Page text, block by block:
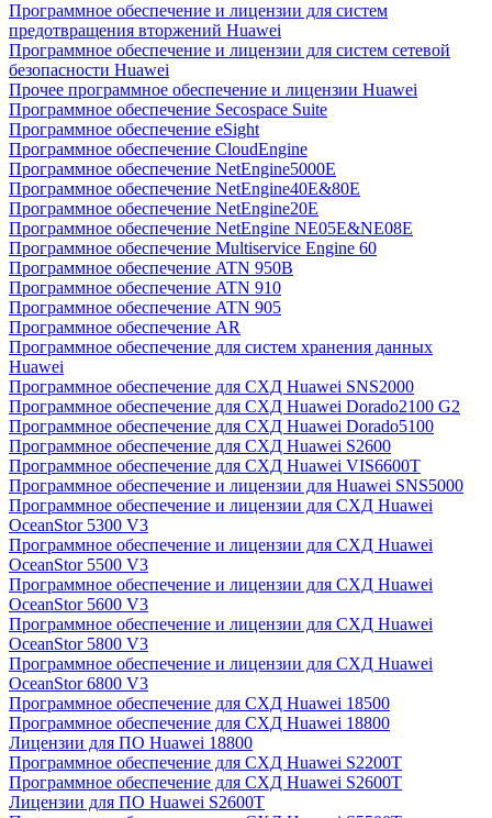
Программное обеспечение и лицензии для систем
предотвращения вторжений Huawei
Программное обеспечение и лицензии для систем сетевой
безопасности Huawei
Прочее программное обеспечение и лицензии Huawei
Программное обеспечение Secospace Suite
Программное обеспечение eSight
Программное обеспечение CloudEngine
Программное обеспечение NetEngine5000E
Программное обеспечение NetEngine40E&80E
Программное обеспечение NetEngine20E
Программное обеспечение NetEngine NE05E&NE08E
Программное обеспечение Multiservice Engine 60
Программное обеспечение ATN 950B
Программное обеспечение ATN 910
Программное обеспечение ATN 905
Программное обеспечение AR
Программное обеспечение для систем хранения данных
Huawei
Программное обеспечение для СХД Huawei SNS2000
Программное обеспечение для СХД Huawei Dorado2100 G2
Программное обеспечение для СХД Huawei Dorado5100
Программное обеспечение для СХД Huawei S2600
Программное обеспечение для СХД Huawei VIS6600T
Программное обеспечение и лицензии для Huawei SNS5000
Программное обеспечение и лицензии для СХД Huawei
OceanStor 5300 V3
Программное обеспечение и лицензии для СХД Huawei
OceanStor 5500 V3
Программное обеспечение и лицензии для СХД Huawei
OceanStor 5600 V3
Программное обеспечение и лицензии для СХД Huawei
OceanStor 5800 V3
Программное обеспечение и лицензии для СХД Huawei
OceanStor 6800 V3
Программное обеспечение для СХД Huawei 18500
Программное обеспечение для СХД Huawei 18800
Лицензии для ПО Huawei 18800
Программное обеспечение для СХД Huawei S2200T
Программное обеспечение для СХД Huawei S2600T
Лицензии для ПО Huawei S2600T